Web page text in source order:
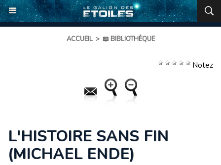
ACCUEIL > 📖 BIBLIOTHÈQUE
Notez
L'HISTOIRE SANS FIN
(MICHAEL ENDE)